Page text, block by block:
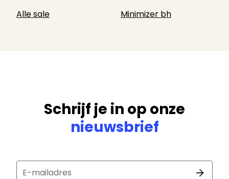
Alle sale
Minimizer bh
Schrijf je in op onze
nieuwsbrief
E-mailadres